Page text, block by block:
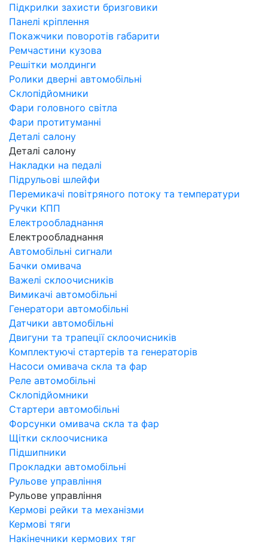
Підкрилки захисти бризговики
Панелі кріплення
Покажчики поворотів габарити
Ремчастини кузова
Решітки молдинги
Ролики дверні автомобільні
Склопідйомники
Фари головного світла
Фари протитуманні
Деталі салону
Деталі салону
Накладки на педалі
Підрульові шлейфи
Перемикачі повітряного потоку та температури
Ручки КПП
Електрообладнання
Електрообладнання
Автомобільні сигнали
Бачки омивача
Важелі склоочисників
Вимикачі автомобільні
Генератори автомобільні
Датчики автомобільні
Двигуни та трапеції склоочисників
Комплектуючі стартерів та генераторів
Насоси омивача скла та фар
Реле автомобільні
Склопідйомники
Стартери автомобільні
Форсунки омивача скла та фар
Щітки склоочисника
Підшипники
Прокладки автомобільні
Рульове управління
Рульове управління
Кермові рейки та механізми
Кермові тяги
Накінечники кермових тяг